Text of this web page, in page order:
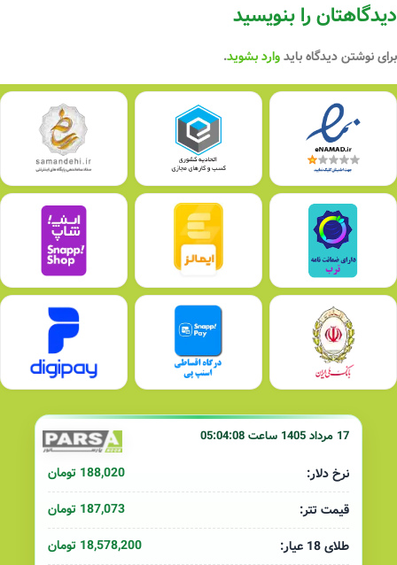
دیدگاهتان را بنویسید
برای نوشتن دیدگاه بایدوارد بشوید.
17 مرداد 1405 ساعت 05:04:08
نرخ دلار:
188,020 تومان
قیمت تتر:
187,073 تومان
طلای 18 عیار:
18,578,200 تومان